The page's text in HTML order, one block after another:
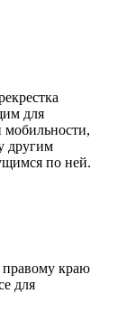
для
мобильности,
другим
по ней.
краю
для